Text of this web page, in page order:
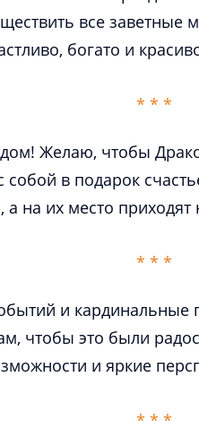
все заветные
Желаю, чтобы
собой в подарок
и кардинальные
чтобы это были